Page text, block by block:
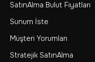
SatınAlma Bulut Fiyatları
Sunum İste
Müşteri Yorumları
Stratejik SatınAlma